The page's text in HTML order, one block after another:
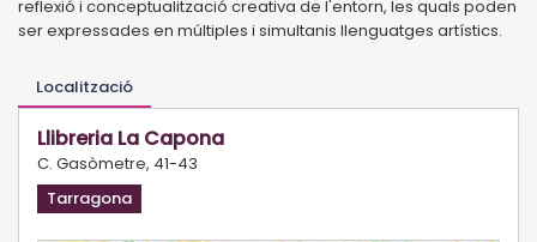
reflexió i conceptualització creativa de l'entorn, les quals poden
ser expressades en múltiples i simultanis llenguatges artístics.
Localització
Llibreria La Capona
C. Gasòmetre, 41-43
Tarragona